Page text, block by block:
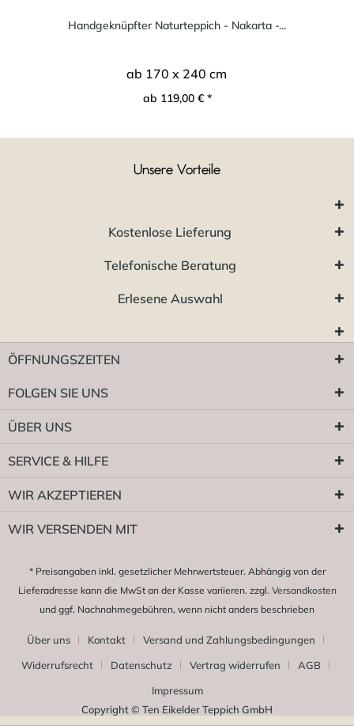
Handgeknüpfter Naturteppich - Nakarta -...
ab 170 x 240 cm
ab 119,00 € *
Unsere Vorteile
Kostenlose Lieferung
Telefonische Beratung
Erlesene Auswahl
ÖFFNUNGSZEITEN
FOLGEN SIE UNS
ÜBER UNS
SERVICE & HILFE
WIR AKZEPTIEREN
WIR VERSENDEN MIT
* Preisangaben inkl. gesetzlicher Mehrwertsteuer. Abhängig von der
Lieferadresse kann die MwSt an der Kasse variieren. zzgl. Versandkosten
und ggf. Nachnahmegebühren, wenn nicht anders beschrieben
Über uns Kontakt
Versand und Zahlungsbedingungen
Widerrufsrecht
Datenschutz Vertrag widerrufen
AGB
Impressum
Copyright © Ten Eikelder Teppich GmbH